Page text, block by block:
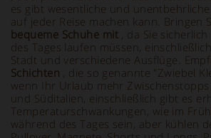
es gibt wesentliche und unentbehrliche
auf jeder Reise machen kann. Bringen
bequeme Schuhe mit, da Sie
des Tages laufen müssen,
Stadt und verschiedene Ausflüge.
Schichten , die so genannte "Zwiebel
wenn Ihr Urlaub mehr Zwischenstopps
und Süditalien, einschließlich gibt es
Temperaturschwankungen, wie im
während des Tages sein, aber kühlen